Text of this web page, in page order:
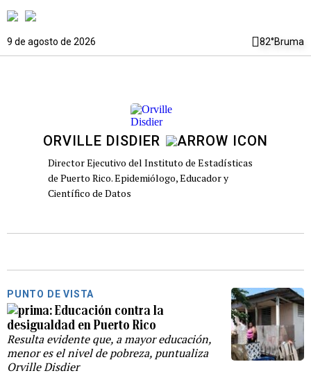
9 de agosto de 2026 82°Bruma
ORVILLE DISDIER
Director Ejecutivo del Instituto de Estadísticas
de Puerto Rico. Epidemiólogo, Educador y
Científico de Datos
PUNTO DE VISTA
Educación contra la
desigualdad en Puerto Rico
Resulta evidente que, a mayor educación,
menor es el nivel de pobreza, puntualiza
Orville Disdier